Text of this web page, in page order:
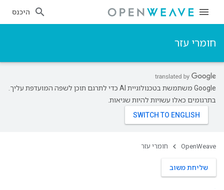
היכנס
חומרי עזר
‫Google משתמשת בטכנולוגיית AI כדי לתרגם תוכן לשפה המועדפת עליך.
בתרגומים כאלו עשויות להיות שגיאות.
OpenWeave חומרי עזר
שליחת משוב